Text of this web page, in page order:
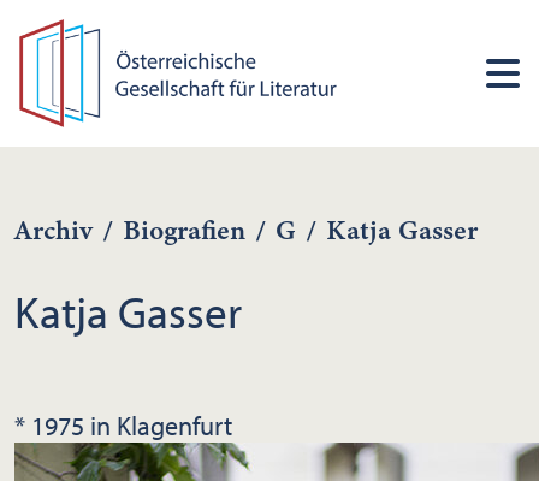
Archiv / Biografien / G / Katja Gasser
Katja Gasser
* 1975 in Klagenfurt